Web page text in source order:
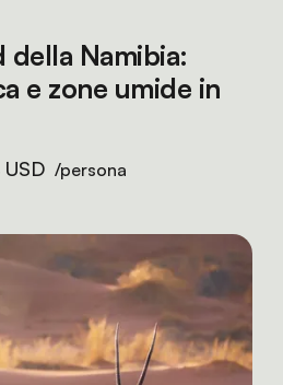
Namibia:
e zone umide in
/persona